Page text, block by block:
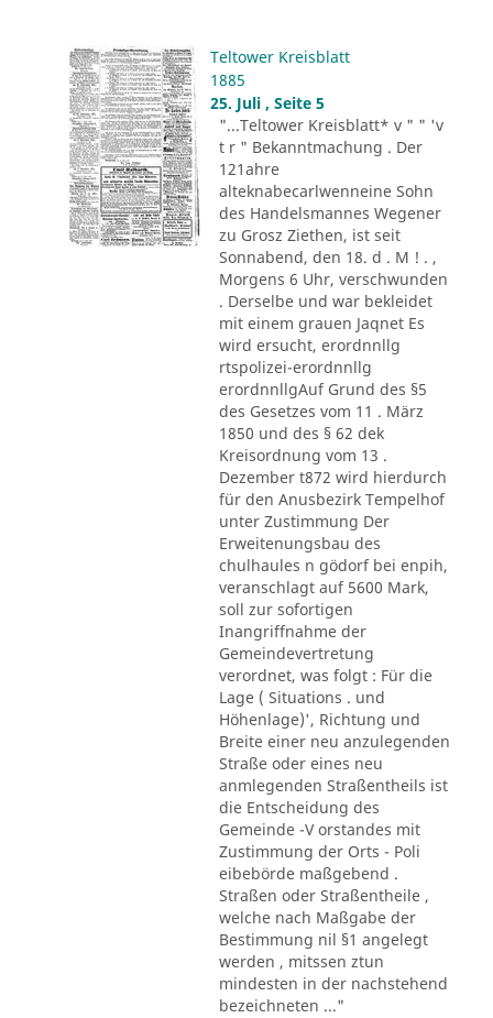
Teltower Kreisblatt
1885
25. Juli , Seite 5
"...Teltower Kreisblatt* v " " 'v
t r " Bekanntmachung . Der
121ahre
alteknabecarlwenneine Sohn
des Handelsmannes Wegener
zu Grosz Ziethen, ist seit
Sonnabend, den 18. d . M ! . ,
Morgens 6 Uhr, verschwunden
. Derselbe und war bekleidet
mit einem grauen Jaqnet Es
wird ersucht, erordnnllg
rtspolizei-erordnnllg
erordnnllgAuf Grund des §5
des Gesetzes vom 11 . März
1850 und des § 62 dek
Kreisordnung vom 13 .
Dezember t872 wird hierdurch
für den Anusbezirk Tempelhof
unter Zustimmung Der
Erweitenungsbau des
chulhaules n gödorf bei enpih,
veranschlagt auf 5600 Mark,
soll zur sofortigen
Inangriffnahme der
Gemeindevertretung
verordnet, was folgt : Für die
Lage ( Situations . und
Höhenlage)', Richtung und
Breite einer neu anzulegenden
Straße oder eines neu
anmlegenden Straßentheils ist
die Entscheidung des
Gemeinde -V orstandes mit
Zustimmung der Orts - Poli
eibebörde maßgebend .
Straßen oder Straßentheile ,
welche nach Maßgabe der
Bestimmung nil §1 angelegt
werden , mitssen ztun
mindesten in der nachstehend
bezeichneten ..."